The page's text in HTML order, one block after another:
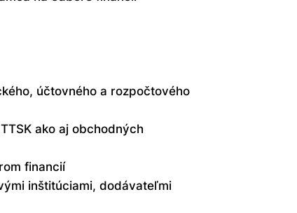
účtovného a rozpočtového
ako aj obchodných
financií
inštitúciami, dodávateľmi